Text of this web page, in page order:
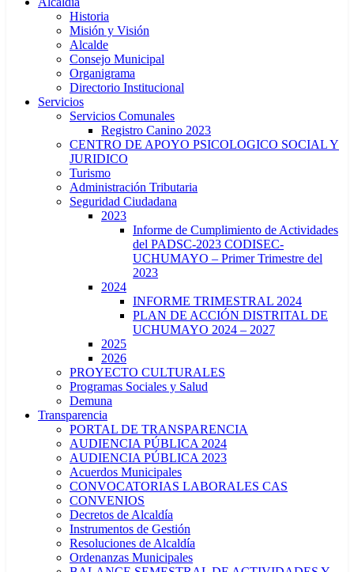
Historia
Misión y Visión
Alcalde
Consejo Municipal
Organigrama
Directorio Institucional
Servicios
Servicios Comunales
Registro Canino 2023
CENTRO DE APOYO PSICOLOGICO SOCIAL Y
JURIDICO
Turismo
Administración Tributaria
Seguridad Ciudadana
2023
Informe de Cumplimiento de Actividades
del PADSC-2023 CODISEC-
UCHUMAYO – Primer Trimestre del
2023
2024
INFORME TRIMESTRAL 2024
PLAN DE ACCIÓN DISTRITAL DE
UCHUMAYO 2024 – 2027
2025
2026
PROYECTO CULTURALES
Programas Sociales y Salud
Demuna
Transparencia
PORTAL DE TRANSPARENCIA
AUDIENCIA PÚBLICA 2024
AUDIENCIA PÚBLICA 2023
Acuerdos Municipales
CONVOCATORIAS LABORALES CAS
CONVENIOS
Decretos de Alcaldía
Instrumentos de Gestión
Resoluciones de Alcaldía
Ordenanzas Municipales